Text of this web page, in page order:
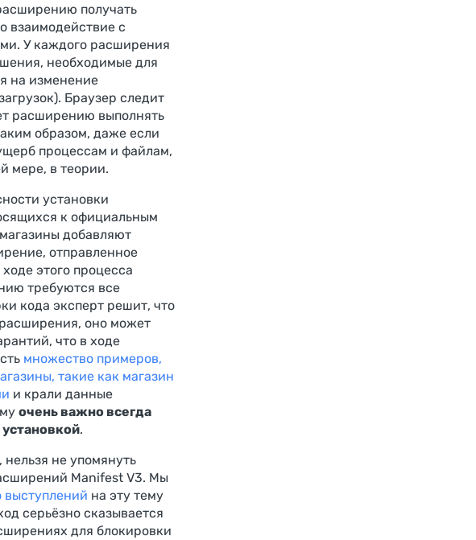
получать
взаимодействие с
У каждого расширения
необходимые для
на изменение
Браузер следит
расширению выполнять
образом, даже если
процессам и файлам,
мере, в теории.
установки
к официальным
добавляют
отправленное
этого процесса
требуются все
кода эксперт решит, что
оно может
что в ходе
множество примеров,
такие как магазин
и крали данные
очень важно всегда
.
не упомянуть
Manifest V3. Мы
выступлений на эту тему
серьёзно сказывается
для блокировки